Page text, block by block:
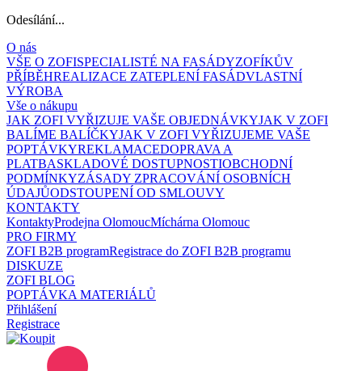
Odesílání...
O nás
VŠE O ZOFISPECIALISTÉ NA FASÁDYZOFÍKŮV
PŘÍBĚHREALIZACE ZATEPLENÍ FASÁDVLASTNÍ
VÝROBA
Vše o nákupu
JAK ZOFI VYŘIZUJE VAŠE OBJEDNÁVKYJAK V ZOFI
BALÍME BALÍČKYJAK V ZOFI VYŘIZUJEME VAŠE
POPTÁVKYREKLAMACEDOPRAVA A
PLATBASKLADOVÉ DOSTUPNOSTIOBCHODNÍ
PODMÍNKYZÁSADY ZPRACOVÁNÍ OSOBNÍCH
ÚDAJŮODSTOUPENÍ OD SMLOUVY
KONTAKTY
KontaktyProdejna OlomoucMíchárna Olomouc
PRO FIRMY
ZOFI B2B programRegistrace do ZOFI B2B programu
DISKUZE
ZOFI BLOG
POPTÁVKA MATERIÁLŮ
Přihlášení
Registrace